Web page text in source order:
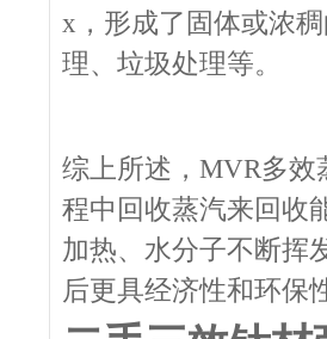
x，形成了固体或浓
理、垃圾处理等。
综上所述，MVR多效
程中回收蒸汽来回收
加热、水分子不断挥
后更具经济性和环保